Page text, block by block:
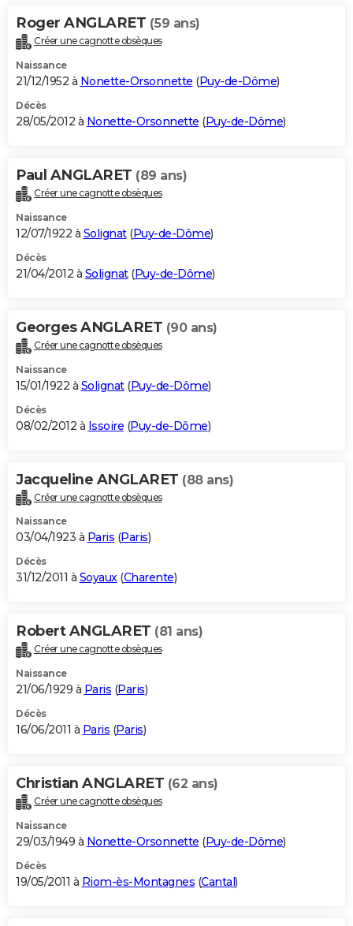
Roger ANGLARET (59 ans)
Créer une cagnotte obsèques
Naissance
21/12/1952 à Nonette-Orsonnette (Puy-de-Dôme)
Décès
28/05/2012 à Nonette-Orsonnette (Puy-de-Dôme)
Paul ANGLARET (89 ans)
Créer une cagnotte obsèques
Naissance
12/07/1922 à Solignat(Puy-de-Dôme)
Décès
21/04/2012 à Solignat(Puy-de-Dôme)
Georges ANGLARET (90 ans)
Créer une cagnotte obsèques
Naissance
15/01/1922 à Solignat(Puy-de-Dôme)
Décès
08/02/2012 à Issoire (Puy-de-Dôme)
Jacqueline ANGLARET (88 ans)
Créer une cagnotte obsèques
Naissance
03/04/1923 à Paris (Paris)
Décès
31/12/2011 à Soyaux(Charente)
Robert ANGLARET (81 ans)
Créer une cagnotte obsèques
Naissance
21/06/1929 à Paris (Paris)
Décès
16/06/2011 à Paris (Paris)
Christian ANGLARET (62 ans)
Créer une cagnotte obsèques
Naissance
29/03/1949 à Nonette-Orsonnette (Puy-de-Dôme)
Décès
19/05/2011 à Riom-ès-Montagnes (Cantal)